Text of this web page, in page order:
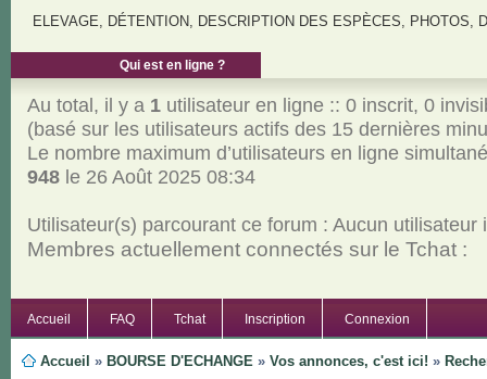
ELEVAGE, DÉTENTION, DESCRIPTION DES ESPÈCES, PHOTOS,
Qui est en ligne ?
Au total, il y a 1utilisateur en ligne :: 0 inscrit, 0
(basé sur les utilisateurs actifs des 15 dernières
Le nombre maximum d’utilisateurs en ligne
948le 26 Août 2025 08:34
Utilisateur(s) parcourant ce forum : Aucun utilisateur
Membres actuellement connectés sur le Tchat :
Accueil FAQ Tchat Inscription Connexion
Accueil » BOURSE D'ECHANGE » Vos annonces, c'est ici! »